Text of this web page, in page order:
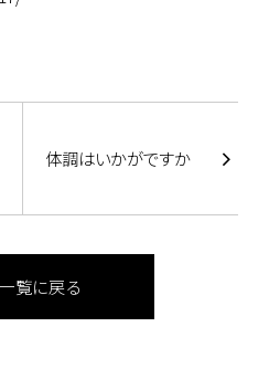
体調はいかがですか
覧に戻る